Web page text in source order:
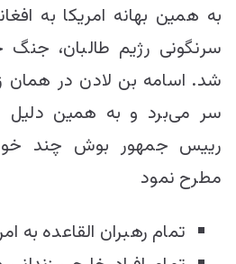
به همین بهانه امریکا به
سرنگونی رژیم طالبان، جنگ
شد. اسامه بن لادن در همان
رییس جمهور بوش چند
مطرح نمود
تمام رهبران القاعده به